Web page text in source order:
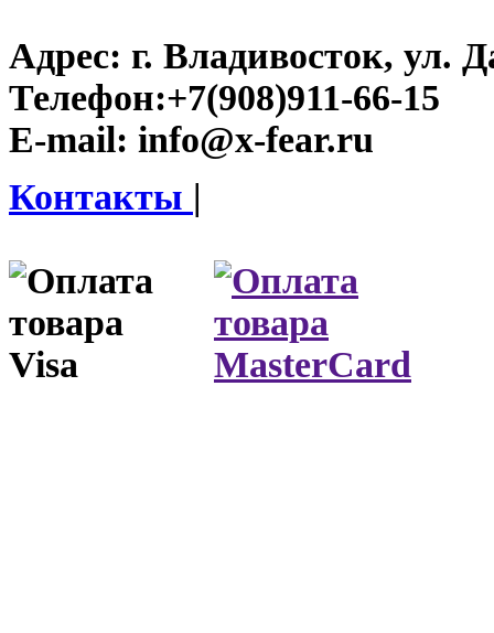
Адрес: г. Владивосток, ул.
Телефон:+7(908)911-66-15
E-mail: info@x-fear.ru
Контакты |